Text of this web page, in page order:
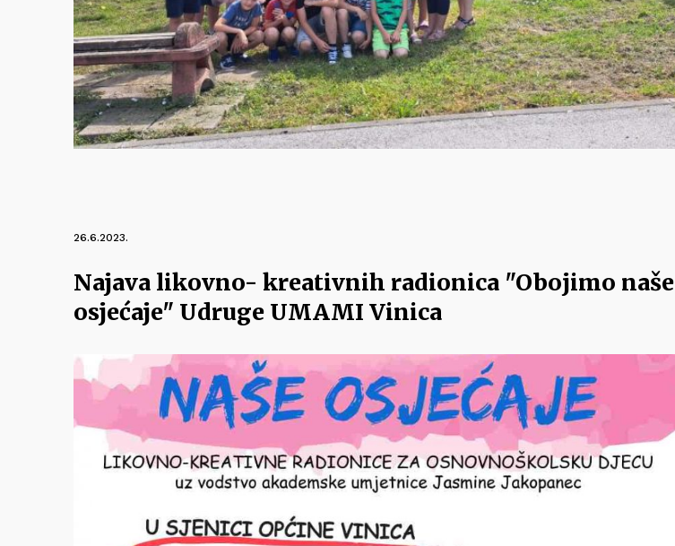
26.6.2023.
Najava likovno- kreativnih radionica "Obojimo naše
osjećaje" Udruge UMAMI Vinica